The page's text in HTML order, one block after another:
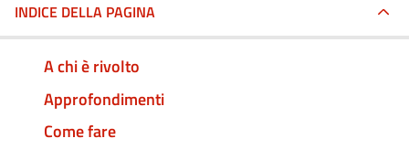
INDICE DELLA PAGINA
A chi è rivolto
Approfondimenti
Come fare